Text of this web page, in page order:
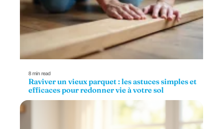
8 min read
Raviver un vieux parquet : les astuces simples et
efficaces pour redonner vie à votre sol